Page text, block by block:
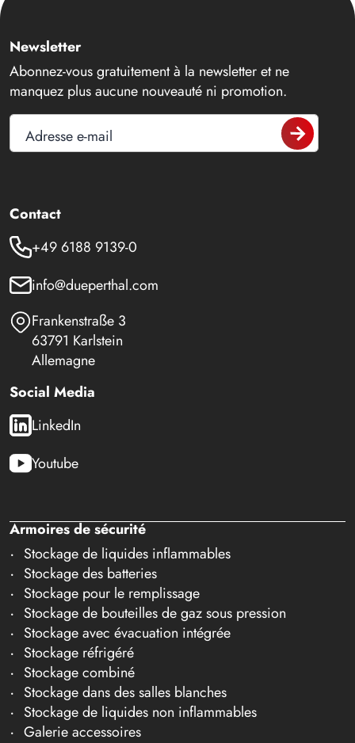
Newsletter
Abonnez-vous gratuitement à la newsletter et ne
manquez plus aucune nouveauté ni promotion.
Adresse e-mail
Contact
+49 6188 9139-0
info@dueperthal.com
Frankenstraße 3
63791 Karlstein
Allemagne
Social Media
LinkedIn
Youtube
Armoires de sécurité
Stockage de liquides inflammables
Stockage des batteries
Stockage pour le remplissage
Stockage de bouteilles de gaz sous pression
Stockage avec évacuation intégrée
Stockage réfrigéré
Stockage combiné
Stockage dans des salles blanches
Stockage de liquides non inflammables
Galerie accessoires